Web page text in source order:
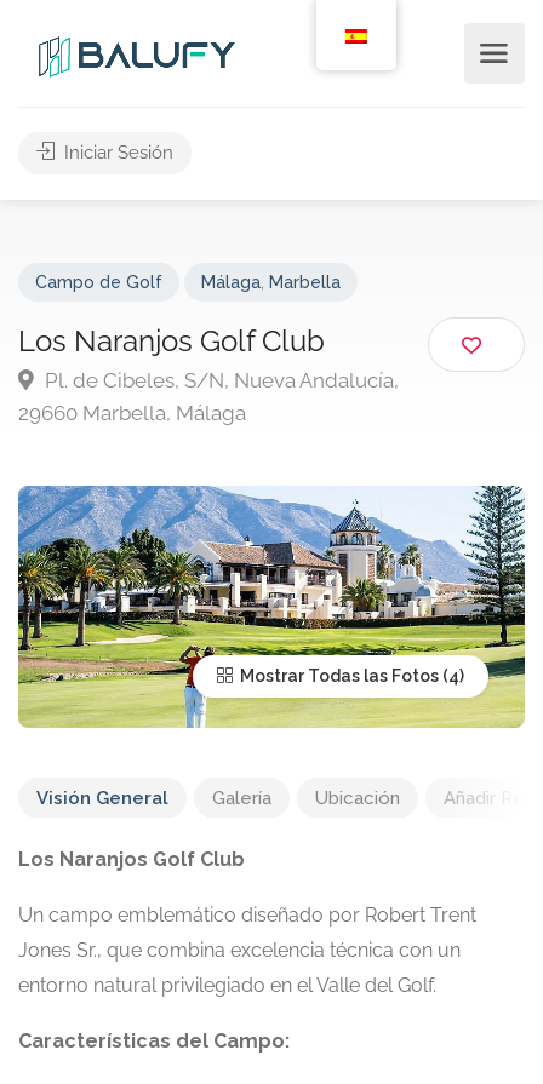
Iniciar Sesión
Campo de Golf Málaga Marbella
Los Naranjos Golf Club
Pl. de Cibeles, S/N, Nueva Andalucía,
29660 Marbella, Málaga
Mostrar Todas las Fotos
Visión General Galería Ubicación Añadir
Los Naranjos Golf Club
Un campo emblemático diseñado por Robert Trent
Jones Sr., que combina excelencia técnica con un
entorno natural privilegiado en el Valle del Golf.
Características del Campo: